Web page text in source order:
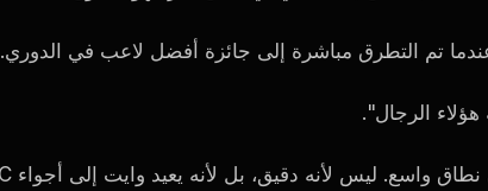
تم التطرق مباشرة إلى جائزة أفضل لاعب في الدوري.
هؤلاء الرجال".